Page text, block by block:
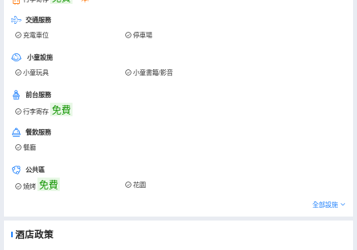
交通服務
充電車位 停車場
小童設施
小童玩具 小童書籍/影音
前台服務
行李寄存 免費
餐飲服務
餐廳
公共區
燒烤 免費 花園
全部設施
酒店政策